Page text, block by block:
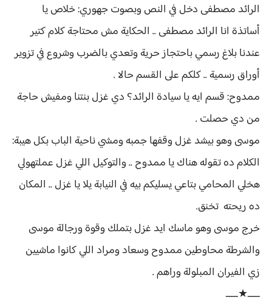
الرائد مصطفى دخل في النص وبصوت جهوري: خلاص يا
أساتذة انا الرائد مصطفى .. الحكاية مش محتاجة كلام كتير
عندنا بلاغ رسمي باحتجاز حرية وتعدي بالضرب وشروع في تزوير
أوراق رسمية .. كلكم على القسم حالا .
ممدوح: قسم ايه يا سيادة الرائد؟ دي غزل بنتنا ومفيش حاجة
من دي حصلت .
موسى وهو بيشد غزل وقفها جمبه ومشي ناحية الباب بكل هيبة:
الكلام ده تقوله هناك يا ممدوح .. والتوكيل اللي غزل عملتهولي
هخلي المحامي بتاعي يسليكم بيه في النيابة يلا يا غزل .. المكان
ده ريحته تخنق.
خرج موسى وهو ماسك ايد غزل بتملك وقوة ورجالة موسى
والشرطة محاوطين ممدوح وسعاد ومراد اللي كانوا ماشيين
زي الفيران المبلولة وراهم .
ـــــ★ـــــ